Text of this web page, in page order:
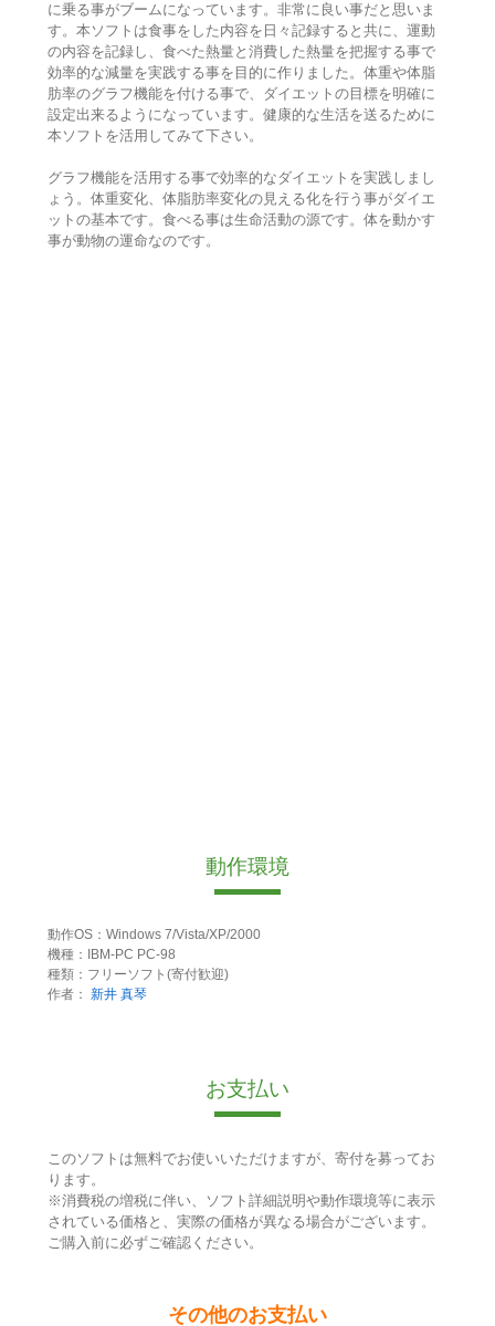
に乗る事がブームになっています。非常に良い事だと思いま
す。本ソフトは食事をした内容を日々記録すると共に、運動
の内容を記録し、食べた熱量と消費した熱量を把握する事で
効率的な減量を実践する事を目的に作りました。体重や体脂
肪率のグラフ機能を付ける事で、ダイエットの目標を明確に
設定出来るようになっています。健康的な生活を送るために
本ソフトを活用してみて下さい。
グラフ機能を活用する事で効率的なダイエットを実践しまし
ょう。体重変化、体脂肪率変化の見える化を行う事がダイエ
ットの基本です。食べる事は生命活動の源です。体を動かす
事が動物の運命なのです。
動作環境
動作OS：Windows 7/Vista/XP/2000
機種：IBM-PC PC-98
種類：フリーソフト(寄付歓迎)
作者： 新井 真琴
お支払い
このソフトは無料でお使いいただけますが、寄付を募ってお
ります。
※消費税の増税に伴い、ソフト詳細説明や動作環境等に表示
されている価格と、実際の価格が異なる場合がございます。
ご購入前に必ずご確認ください。
その他のお支払い